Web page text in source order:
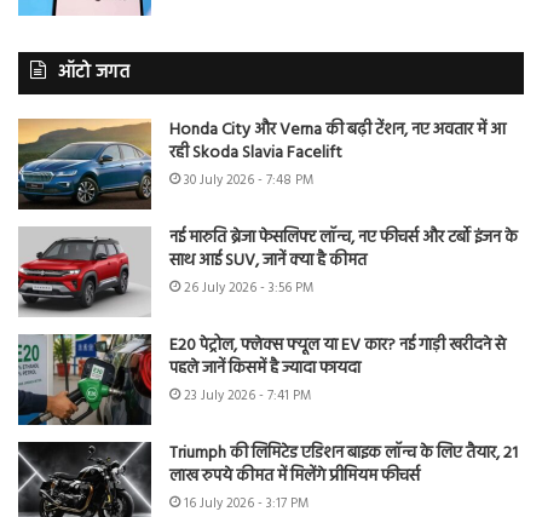
ऑटो जगत
Honda City और Verna की बढ़ी टेंशन, नए अवतार में आ
रही Skoda Slavia Facelift
30 July 2026 - 7:48 PM
नई मारुति ब्रेजा फेसलिफ्ट लॉन्च, नए फीचर्स और टर्बो इंजन के
साथ आई SUV, जानें क्या है कीमत
26 July 2026 - 3:56 PM
E20 पेट्रोल, फ्लेक्स फ्यूल या EV कार? नई गाड़ी खरीदने से
पहले जानें किसमें है ज्यादा फायदा
23 July 2026 - 7:41 PM
Triumph की लिमिटेड एडिशन बाइक लॉन्च के लिए तैयार, 21
लाख रुपये कीमत में मिलेंगे प्रीमियम फीचर्स
16 July 2026 - 3:17 PM